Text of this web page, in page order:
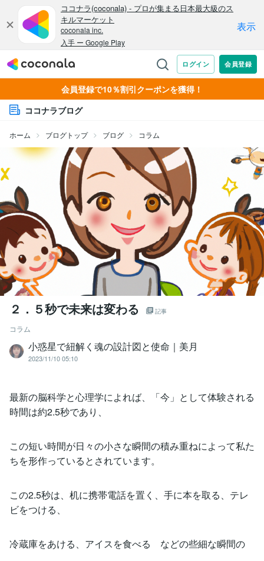
会員登録で10％割引クーポンを獲得！
ココナラブログ
ホーム ブログトップ ブログ コラム
２．５秒で未来は変わる 記事
コラム
小惑星で紐解く魂の設計図と使命｜美月
2023/11/10 05:10
最新の脳科学と心理学によれば、「今」として体験される
時間は約2.5秒であり、
この短い時間が日々の小さな瞬間の積み重ねによって私た
ちを形作っているとされています。
この2.5秒は、机に携帯電話を置く、手に本を取る、テレ
ビをつける、
冷蔵庫をあける、アイスを食べる などの些細な瞬間の